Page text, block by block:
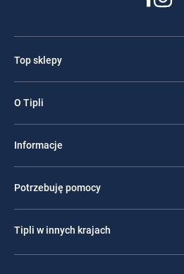
Top sklepy
O Tipli
Informacje
Potrzebuję pomocy
Tipli w innych krajach